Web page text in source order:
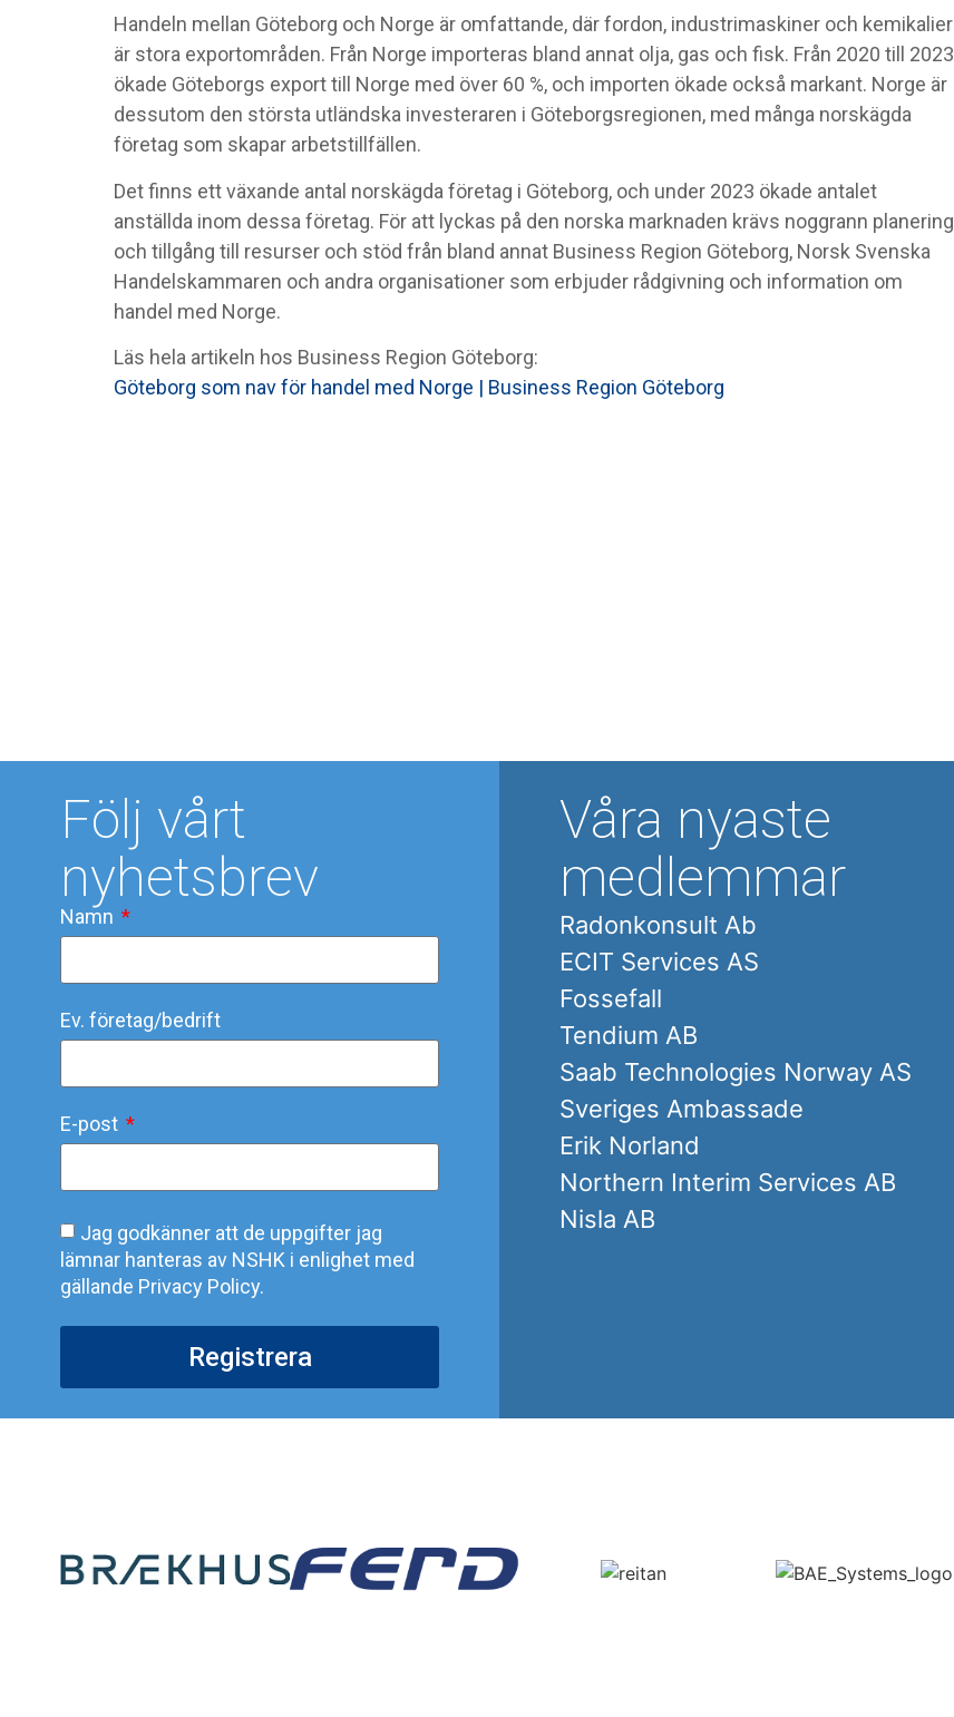
Handeln mellan Göteborg och Norge är omfattande, där fordon, industrimaskiner och kemikalier
är stora exportområden. Från Norge importeras bland annat olja, gas och fisk. Från 2020 till 2023
ökade Göteborgs export till Norge med över 60 %, och importen ökade också markant. Norge är
dessutom den största utländska investeraren i Göteborgsregionen, med många norskägda
företag som skapar arbetstillfällen.
Det finns ett växande antal norskägda företag i Göteborg, och under 2023 ökade antalet
anställda inom dessa företag. För att lyckas på den norska marknaden krävs noggrann planering
och tillgång till resurser och stöd från bland annat Business Region Göteborg, Norsk Svenska
Handelskammaren och andra organisationer som erbjuder rådgivning och information om
handel med Norge.
Läs hela artikeln hos Business Region Göteborg:
Göteborg som nav för handel med Norge | Business Region Göteborg
Följ vårt
nyhetsbrev
Namn
Ev. företag/bedrift
E-post
Jag godkänner att de uppgifter jag
lämnar hanteras av NSHK i enlighet med
gällande Privacy Policy.
Registrera
Våra nyaste
medlemmar
Radonkonsult Ab
ECIT Services AS
Fossefall
Tendium AB
Saab Technologies Norway AS
Sveriges Ambassade
Erik Norland
Northern Interim Services AB
Nisla AB